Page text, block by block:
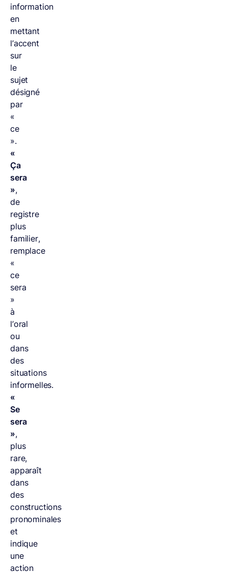
information
en
mettant
l’accent
sur
le
sujet
désigné
par
«
ce
».
«
Ça
sera
»,
de
registre
plus
familier,
remplace
«
ce
sera
»
à
l’oral
ou
dans
des
situations
informelles.
«
Se
sera
»,
plus
rare,
apparaît
dans
des
constructions
pronominales
et
indique
une
action